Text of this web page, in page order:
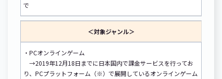
で
＜対象ジャンル＞
・PCオンラインゲーム
→2019年12月18日までに日本国内で課金サービスを行ってお
り、PCプラットフォーム（※）で展開しているオンラインゲーム